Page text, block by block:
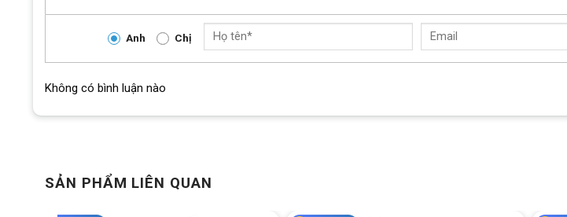
CỐT BÁNH TRƯỚC
Anh Chị
Không có bình luận nào
SẢN PHẨM LIÊN QUAN